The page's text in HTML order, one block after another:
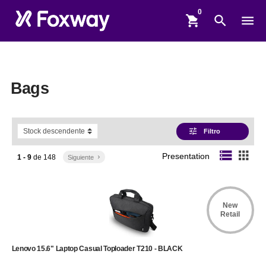
shopping_cart search menu
Bags
tune Filtro
1 - 9de 148 Siguiente keyboard_arrow_right Presentation storage apps
New
Retail
Lenovo 15.6" Laptop Casual Toploader T210 - BLACK